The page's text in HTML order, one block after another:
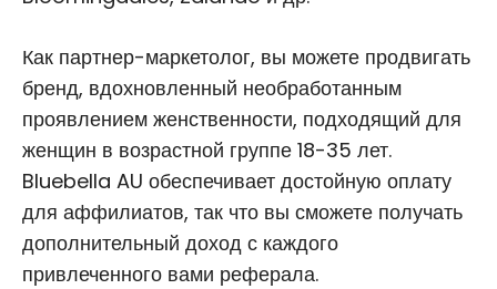
Как партнер-маркетолог, вы можете продвигать
бренд, вдохновленный необработанным
проявлением женственности, подходящий для
женщин в возрастной группе 18-35 лет.
Bluebella AU обеспечивает достойную оплату
для аффилиатов, так что вы сможете получать
дополнительный доход с каждого
привлеченного вами реферала.